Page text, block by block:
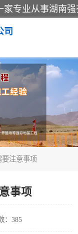
司
注意事项
事项
：385